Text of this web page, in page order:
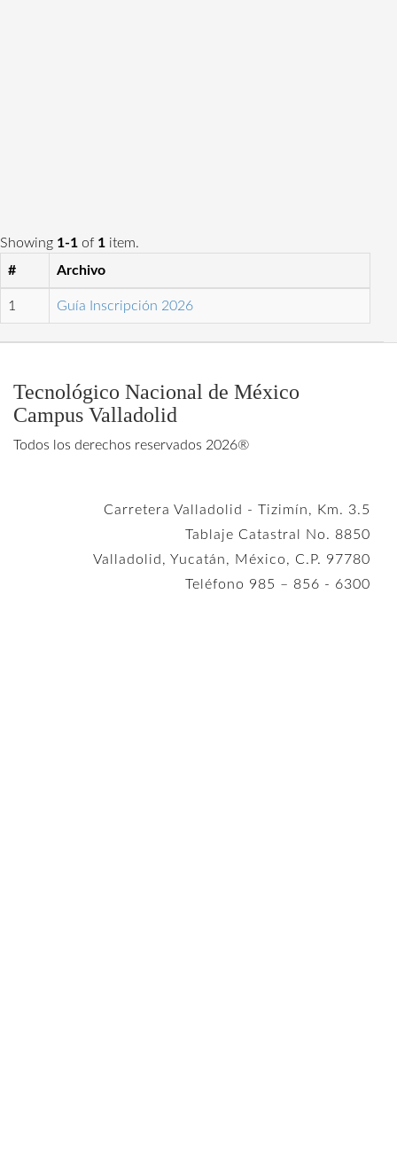
Showing 1-1 of 1 item.
#
Archivo
1 Guía Inscripción 2026
Tecnológico Nacional de México
Campus Valladolid
Todos los derechos reservados 2026®
Carretera Valladolid - Tizimín, Km. 3.5
Tablaje Catastral No. 8850
Valladolid, Yucatán, México, C.P. 97780
Teléfono 985 – 856 - 6300